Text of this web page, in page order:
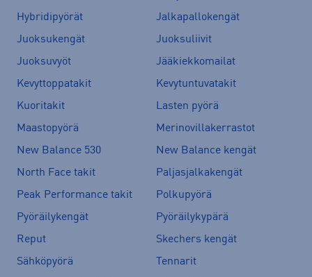
Hybridipyörät
Jalkapallokengät
Juoksukengät
Juoksuliivit
Juoksuvyöt
Jääkiekkomailat
Kevyttoppatakit
Kevytuntuvatakit
Kuoritakit
Lasten pyörä
Maastopyörä
Merinovillakerrastot
New Balance 530
New Balance kengät
North Face takit
Paljasjalkakengät
Peak Performance takit
Polkupyörä
Pyöräilykengät
Pyöräilykypärä
Reput
Skechers kengät
Sähköpyörä
Tennarit